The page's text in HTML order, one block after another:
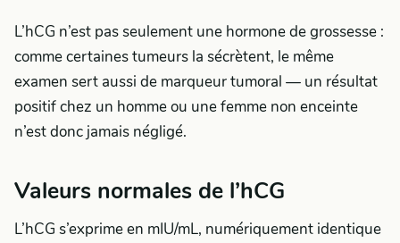
L’hCG n’est pas seulement une hormone de grossesse :
comme certaines tumeurs la sécrètent, le même
examen sert aussi de marqueur tumoral — un résultat
positif chez un homme ou une femme non enceinte
n’est donc jamais négligé.
Valeurs normales de l’hCG
L’hCG s’exprime en mIU/mL, numériquement identique